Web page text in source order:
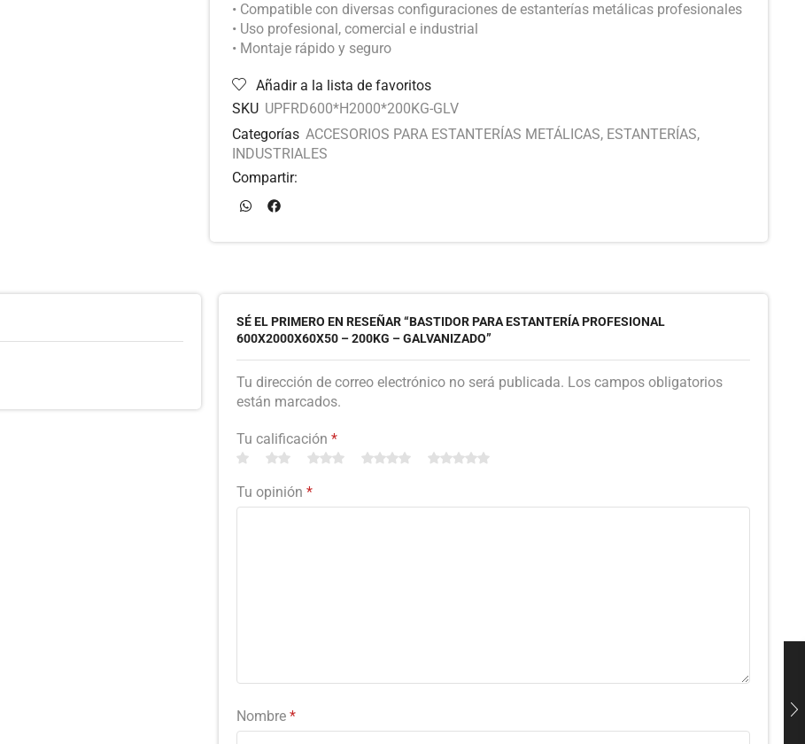
• Compatible con diversas configuraciones de estanterías metálicas profesionales
• Uso profesional, comercial e industrial
• Montaje rápido y seguro
Añadir a la lista de favoritos
SKU UPFRD600*H2000*200KG-GLV
Categorías ACCESORIOS PARA ESTANTERÍAS METÁLICAS, ESTANTERÍAS,
INDUSTRIALES
Compartir:
SÉ EL PRIMERO EN RESEÑAR “BASTIDOR PARA ESTANTERÍA PROFESIONAL
600X2000X60X50 – 200KG – GALVANIZADO”
Tu dirección de correo electrónico no será publicada. Los campos obligatorios
están marcados.
Tu calificación *
Tu opinión *
Nombre *